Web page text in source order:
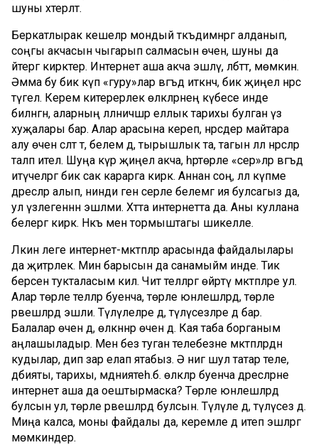
шуны хәтерләтә.
Беркатлырак кешеләр мондый тәкъдимнәргә алданып,
соңгы акчасын чыгарып салмасын өчен, шуны да
әйтергә кирәктер. Интернет аша акча эшләү, әлбәттә, мөмкин.
Әмма бу бик күп «гуру»лар вәгъдә иткәнчә, бик җиңел нәрсә
түгел. Керем китерерлек өлкәләрнең күбесе инде
биләнгән, аларның әлләничәшәр еллык тарихы булган үз
хуҗалары бар. Алар арасына кереп, нәрсәдер майтара
алу өчен сәләт тә, белем дә, тырышлык та, тагын әллә нәрсәләр
таләп ителә. Шуңа күрә җиңел акча, һәртөрле «сер»ләр вәгъдә
итүчеләргә бик сак карарга кирәк. Аннан соң, әллә күпме
дәресләр алып, нинди генә серле белемгә ия булсагыз да,
ул үзлегеннән эшләми. Хәтта интернетта да. Аны куллана
белергә кирәк. Нәкъ менә тормыштагы шикелле.
Ләкин әлеге интернет-мәктәпләр арасында файдалылары
да җитәрлек. Мин барысын да санамыйм инде. Тик
берсенә тукталасым килә. Чит телләргә өйрәтү мәктәпләре ул.
Алар төрле телләр буенча, төрле юнәлешләрдә, төрле
рәвешләрдә эшли. Түләүлеләре дә, түләүсезләре дә бар.
Балалар өчен дә, өлкәннәр өчен дә. Кая таба борганым
аңлашыладыр. Менә без туган телебезне мәктәпләрдән
кудылар, дип зар елап ятабыз. Ә нигә шул татар теле,
әдәбияты, тарихы, мәдәниятеһ.б. өлкәләр буенча дәресләрне
интернет аша да оештырмаска? Төрле юнәлешләрдә
булсын ул, төрле рәвешләрдә булсын. Түләүле дә, түләүсез дә.
Миңа калса, моны файдалы да, керемле дә итеп эшләргә
мөмкиндер.